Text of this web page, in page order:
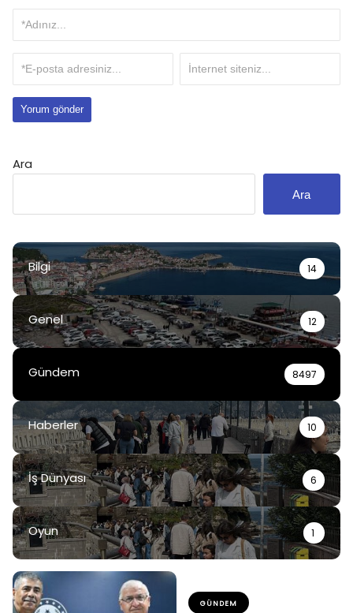
Ara
Ara
Bilgi 14
Genel 12
Gündem 8497
Haberler 10
İş Dünyası 6
Oyun 1
GÜNDEM